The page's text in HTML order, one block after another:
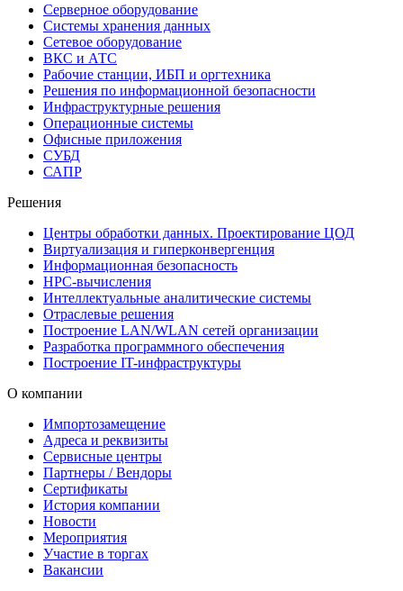
Серверное оборудование
Системы хранения данных
Сетевое оборудование
ВКС и АТС
Рабочие станции, ИБП и оргтехника
Решения по информационной безопасности
Инфраструктурные решения
Операционные системы
Офисные приложения
СУБД
САПР
Решения
Центры обработки данных. Проектирование ЦОД
Виртуализация и гиперконвергенция
Информационная безопасность
HPC-вычисления
Интеллектуальные аналитические системы
Отраслевые решения
Построение LAN/WLAN сетей организации
Разработка программного обеспечения
Построение IT-инфраструктуры
О компании
Импортозамещение
Адреса и реквизиты
Сервисные центры
Партнеры / Вендоры
Сертификаты
История компании
Новости
Мероприятия
Участие в торгах
Вакансии